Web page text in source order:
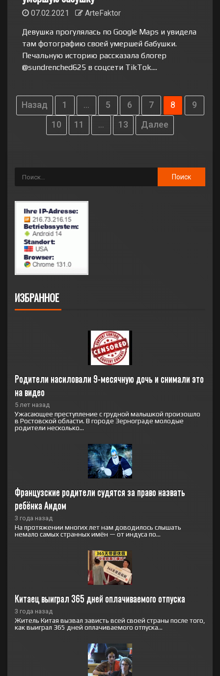
07.02.2021
ArteFaktor
Девушка прогулялась по Google Maps и увидела
там фотографию своей умершей бабушки.
Печальную историю рассказала блогер
@sundrenched625 в соцсети TikTok....
Назад 1 … 5 6 7 8
9
10
11 … 13 Далее
ИЗБРАННОЕ
Родители насиловали 9-месячную дочь и снимали это
на видео
5 лет назад
Ужасающее преступление с грудной малышкой произошло
в Ростовской области. В городе Зернограде молодые
родители несколько...
Французские родители судятся за право назвать
ребёнка Аидом
3 года назад
На протяжении многих лет нам доводилось слышать
немало самых странных имён — от индуса по...
Китаец выиграл 365 дней оплачиваемого отпуска
3 года назад
Житель Китая вызвал зависть всей своей страны после того,
как выиграл 365 дней оплачиваемого отпуска...